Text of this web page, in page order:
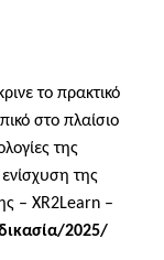
το πρακτικό
στο πλαίσιο
της
της
– XR2Learn –
2025/